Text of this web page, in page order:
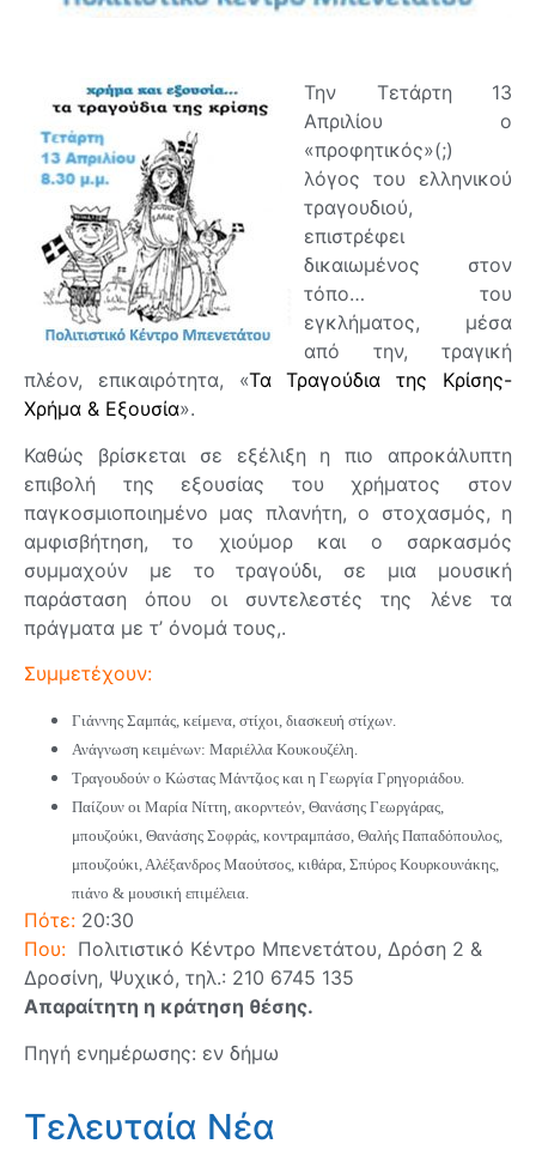
Την Τετάρτη 13
Απριλίου ο
«προφητικός»(;)
λόγος του ελληνικού
τραγουδιού,
επιστρέφει
δικαιωμένος στον
τόπο… του
εγκλήματος, μέσα
από την, τραγική
πλέον, επικαιρότητα, «Τα Τραγούδια της Κρίσης-
Χρήμα & Εξουσία».
Καθώς βρίσκεται σε εξέλιξη η πιο απροκάλυπτη
επιβολή της εξουσίας του χρήματος στον
παγκοσμιοποιημένο μας πλανήτη, ο στοχασμός, η
αμφισβήτηση, το χιούμορ και ο σαρκασμός
συμμαχούν με το τραγούδι, σε μια μουσική
παράσταση όπου οι συντελεστές της λένε τα
πράγματα με τ’ όνομά τους,.
Συμμετέχουν:
Γιάννης Σαμπάς, κείμενα, στίχοι, διασκευή στίχων.
Ανάγνωση κειμένων: Μαριέλλα Κουκουζέλη.
Τραγουδούν ο Κώστας Μάντζιος και η Γεωργία Γρηγοριάδου.
Παίζουν οι Μαρία Νίττη, ακορντεόν, Θανάσης Γεωργάρας,
μπουζούκι, Θανάσης Σοφράς, κοντραμπάσο, Θαλής Παπαδόπουλος,
μπουζούκι, Αλέξανδρος Μαούτσος, κιθάρα, Σπύρος Κουρκουνάκης,
πιάνο & μουσική επιμέλεια.
Πότε: 20:30
Που: Πολιτιστικό Κέντρο Μπενετάτου, Δρόση 2 &
Δροσίνη, Ψυχικό, τηλ.: 210 6745 135
Απαραίτητη η κράτηση θέσης.
Πηγή ενημέρωσης: εν δήμω
Τελευταία Νέα